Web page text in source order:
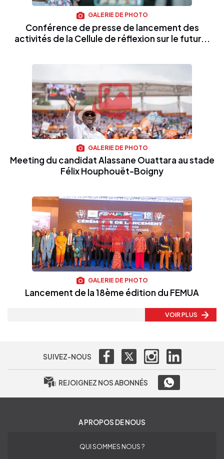
GALERIE DE PHOTO
Conférence de presse de lancement des
activités de la Cellule de réflexion sur le futur...
GALERIE DE PHOTO
Meeting du candidat Alassane Ouattara au stade
Félix Houphouët-Boigny
GALERIE DE PHOTO
Lancement de la 18ème édition du FEMUA
VOIR PLUS
SUIVEZ-NOUS
REJOIGNEZ NOS ABONNÉS
A PROPOS DE NOUS
QUI SOMMES NOUS ?